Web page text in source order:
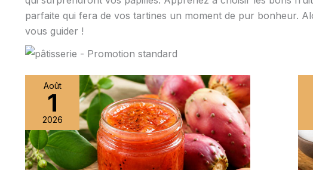
parfaite qui fera de vos tartines un moment de pur bonheur.
vous guider !
Août
1
2026